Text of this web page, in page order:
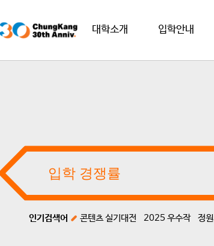
대학소개 입학안내
인기검색어 콘텐츠 실기대전 2025 우수작 정원